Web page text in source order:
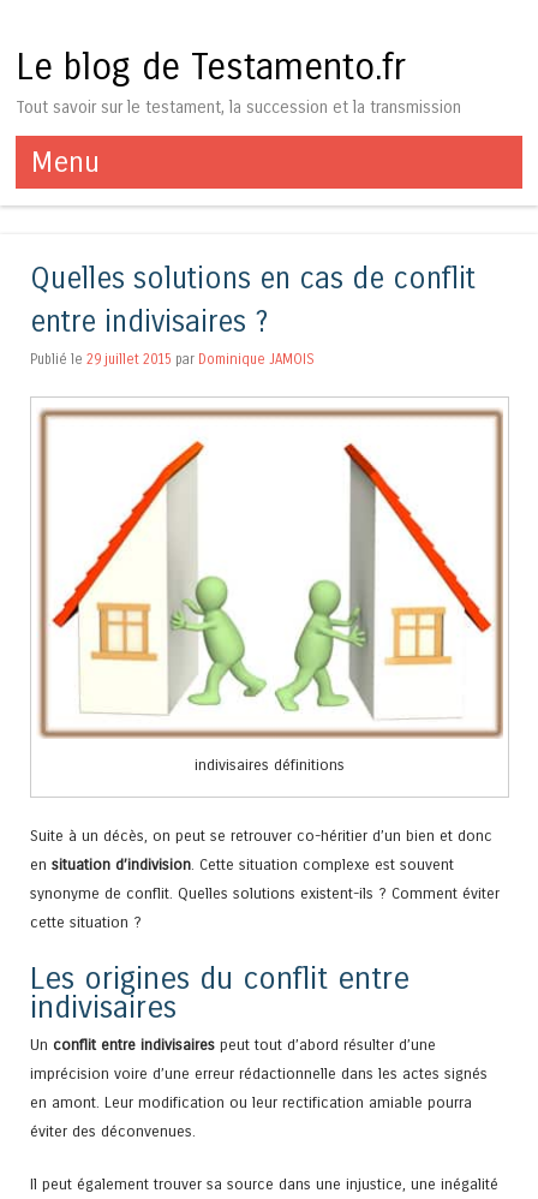
Le blog de Testamento.fr
Tout savoir sur le testament, la succession et la transmission
Menu
Aller au contenu
Quelles solutions en cas de conflit
entre indivisaires ?
Publié le 29 juillet 2015 par Dominique JAMOIS
indivisaires définitions
Suite à un décès, on peut se retrouver co-héritier d’un bien et donc
en situation d’indivision . Cette situation complexe est souvent
synonyme de conflit. Quelles solutions existent-ils ? Comment éviter
cette situation ?
Les origines du conflit entre
indivisaires
Un conflit entre indivisaires peut tout d’abord résulter d’une
imprécision voire d’une erreur rédactionnelle dans les actes signés
en amont. Leur modification ou leur rectification amiable pourra
éviter des déconvenues.
Il peut également trouver sa source dans une injustice, une inégalité